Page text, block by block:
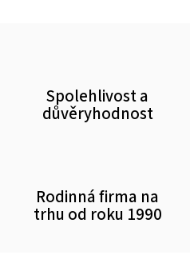
Spolehlivost a
důvěryhodnost
Rodinná firma na
trhu od roku 1990